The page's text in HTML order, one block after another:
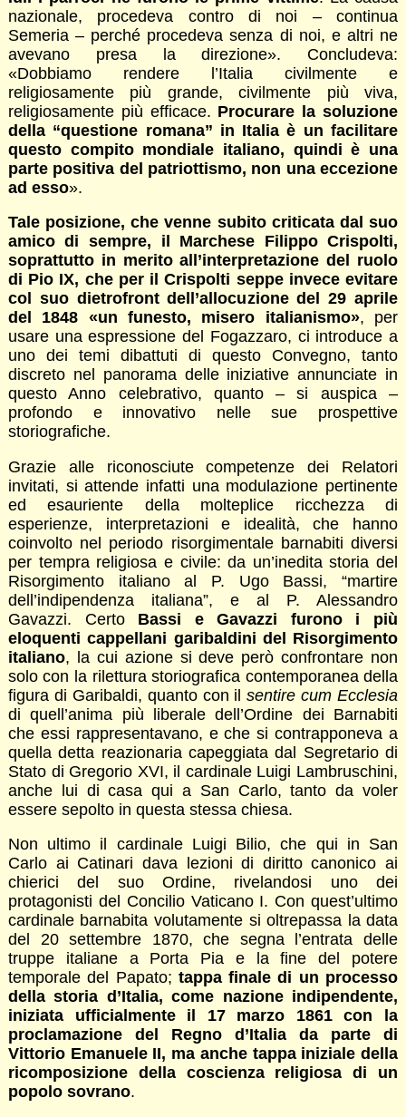
nazionale, procedeva contro di noi – continua
Semeria – perché procedeva senza di noi, e altri ne
avevano presa la direzione». Concludeva:
«Dobbiamo rendere l’Italia civilmente e
religiosamente più grande, civilmente più viva,
religiosamente più efficace. Procurare la soluzione
della “questione romana” in Italia è un facilitare
questo compito mondiale italiano, quindi è una
parte positiva del patriottismo, non una eccezione
ad esso».
Tale posizione, che venne subito criticata dal suo
amico di sempre, il Marchese Filippo Crispolti,
soprattutto in merito all’interpretazione del ruolo
di Pio IX, che per il Crispolti seppe invece evitare
col suo dietrofront dell’allocuzione del 29 aprile
del 1848 «un funesto, misero italianismo», per
usare una espressione del Fogazzaro, ci introduce a
uno dei temi dibattuti di questo Convegno, tanto
discreto nel panorama delle iniziative annunciate in
questo Anno celebrativo, quanto – si auspica –
profondo e innovativo nelle sue prospettive
storiografiche.
Grazie alle riconosciute competenze dei Relatori
invitati, si attende infatti una modulazione pertinente
ed esauriente della molteplice ricchezza di
esperienze, interpretazioni e idealità, che hanno
coinvolto nel periodo risorgimentale barnabiti diversi
per tempra religiosa e civile: da un’inedita storia del
Risorgimento italiano al P. Ugo Bassi, “martire
dell’indipendenza italiana”, e al P. Alessandro
Gavazzi. Certo Bassi e Gavazzi furono i più
eloquenti cappellani garibaldini del Risorgimento
italiano, la cui azione si deve però confrontare non
solo con la rilettura storiografica contemporanea della
figura di Garibaldi, quanto con ilsentire cum Ecclesia
di quell’anima più liberale dell’Ordine dei Barnabiti
che essi rappresentavano, e che si contrapponeva a
quella detta reazionaria capeggiata dal Segretario di
Stato di Gregorio XVI, il cardinale Luigi Lambruschini,
anche lui di casa qui a San Carlo, tanto da voler
essere sepolto in questa stessa chiesa.
Non ultimo il cardinale Luigi Bilio, che qui in San
Carlo ai Catinari dava lezioni di diritto canonico ai
chierici del suo Ordine, rivelandosi uno dei
protagonisti del Concilio Vaticano I. Con quest’ultimo
cardinale barnabita volutamente si oltrepassa la data
del 20 settembre 1870, che segna l’entrata delle
truppe italiane a Porta Pia e la fine del potere
temporale del Papato; tappa finale di un processo
della storia d’Italia, come nazione indipendente,
iniziata ufficialmente il 17 marzo 1861 con la
proclamazione del Regno d’Italia da parte di
Vittorio Emanuele II, ma anche tappa iniziale della
ricomposizione della coscienza religiosa di un
popolo sovrano.